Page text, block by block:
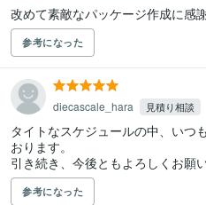
参考になった
diecascale_hara 見積り相談
タイトなスケジュールの中、いつ
おります。
引き続き、今後ともよろしくお願
参考になった